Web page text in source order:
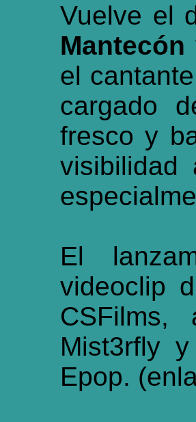
Vuelve el
Mantecón
el
cargado
fresco y
El
videoclip
Mist3rfly
Epop. (